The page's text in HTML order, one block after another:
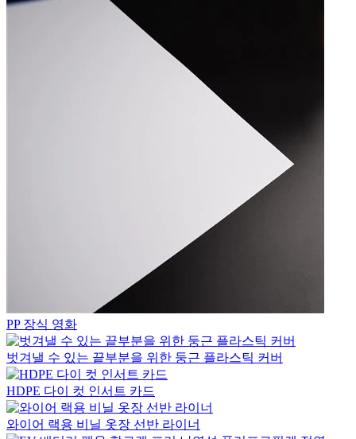
PP 장식 영화
벗겨낼 수 있는 끝부분을 위한 둥근 플라스틱 커버
HDPE 다이 컷 인서트 카드
와이어 랙용 비닐 옷장 선반 라이너